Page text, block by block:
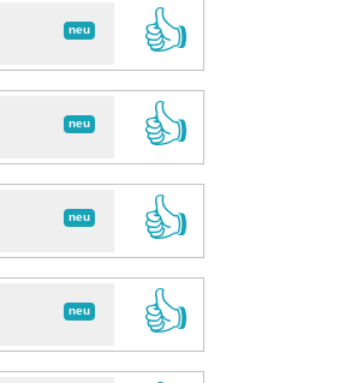
neu
👍
neu
👍
neu
👍
neu
👍